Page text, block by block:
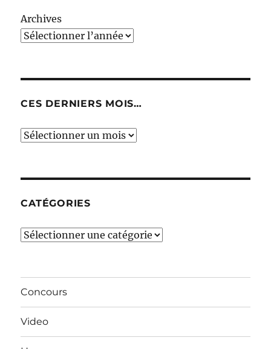
Archives
CES DERNIERS MOIS…
Ces
CATÉGORIES
Catégories
Concours
Video